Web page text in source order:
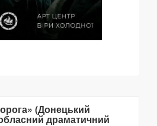
(Донецький
драматичний